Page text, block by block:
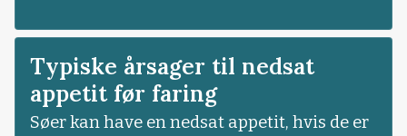
Typiske årsager til nedsat
appetit før faring
Søer kan have en nedsat appetit, hvis de er